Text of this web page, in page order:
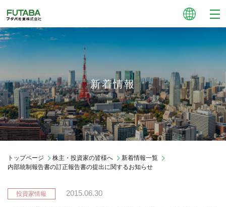
新着情報
トップページ 株主・投資家の皆様へ
新着情報一覧
内部統制報告書の訂正報告書の提出に関するお知らせ
2015.06.30